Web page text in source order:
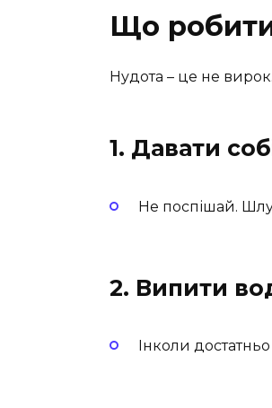
Що
Нудота – це не вирок.
1. Давати
Не поспішай.
2. Випити
Інколи